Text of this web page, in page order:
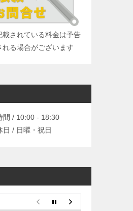
載されている料金は予告
れる場合がございます
間 / 10:00 - 18:30
日 / 日曜・祝日